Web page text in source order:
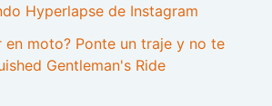
Hyperlapse de Instagram
en moto? Ponte un traje y no te
Gentleman's Ride